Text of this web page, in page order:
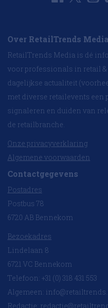
Over RetailTrends Media
RetailTrends Media is dé
voor professionals in retail
dagelijkse actualiteit
met diverse retailevents een
signaleren en duiden van
de retailbranche.
Onze privacyverklaring
Algemene voorwaarden
Contactgegevens
Postadres
Postbus 78
6720 AB Bennekom
Bezoekadres
Lindelaan 8
6721 VC Bennekom
Telefoon: +31 (0) 318 431 553
Algemeen:
Redactie: